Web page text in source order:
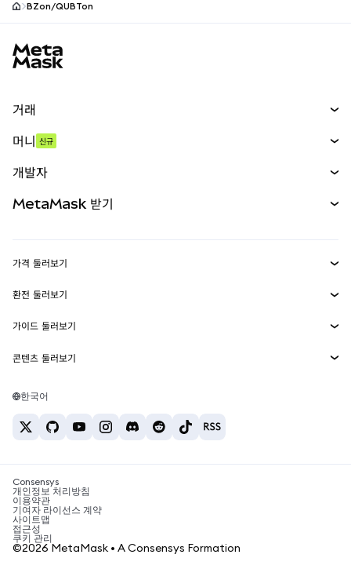
BZon/QUBTon
거래
무기한 선물
실물자산
머니 신규
개발자
MetaMask Connect
Snaps
웹3 서비스
MetaMask 받기
보안
고객 지원
채용
가격 둘러보기
이더리움 가격
솔라나 가격
테더 가격
환전 둘러보기
ETH를 USD로 환전
USDT를 INR로 환전
BTC를 INR로 환전
ETH를 USDT로 환전
가이드 둘러보기
ETH 매수
USDT 매수
SHIB 매수
BNB 매수
콘텐츠 둘러보기
솔라나 지갑
암호화폐 세금 뉴스
암호화폐 매수 방법
비트코인 매도 방법
한국어
Consensys
개인정보 처리방침
이용약관
기여자 라이선스 계약
사이트맵
접근성
쿠키 관리
©2026 MetaMask • A Consensys Formation